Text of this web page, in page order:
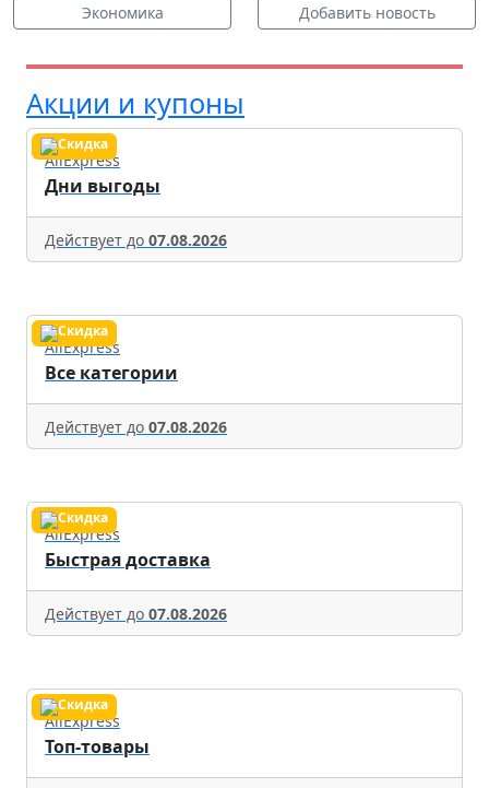
Экономика Добавить новость
Акции и купоны
AliExpress
Дни выгоды
Действует до 07.08.2026
AliExpress
Все категории
Действует до 07.08.2026
AliExpress
Быстрая доставка
Действует до 07.08.2026
AliExpress
Топ-товары